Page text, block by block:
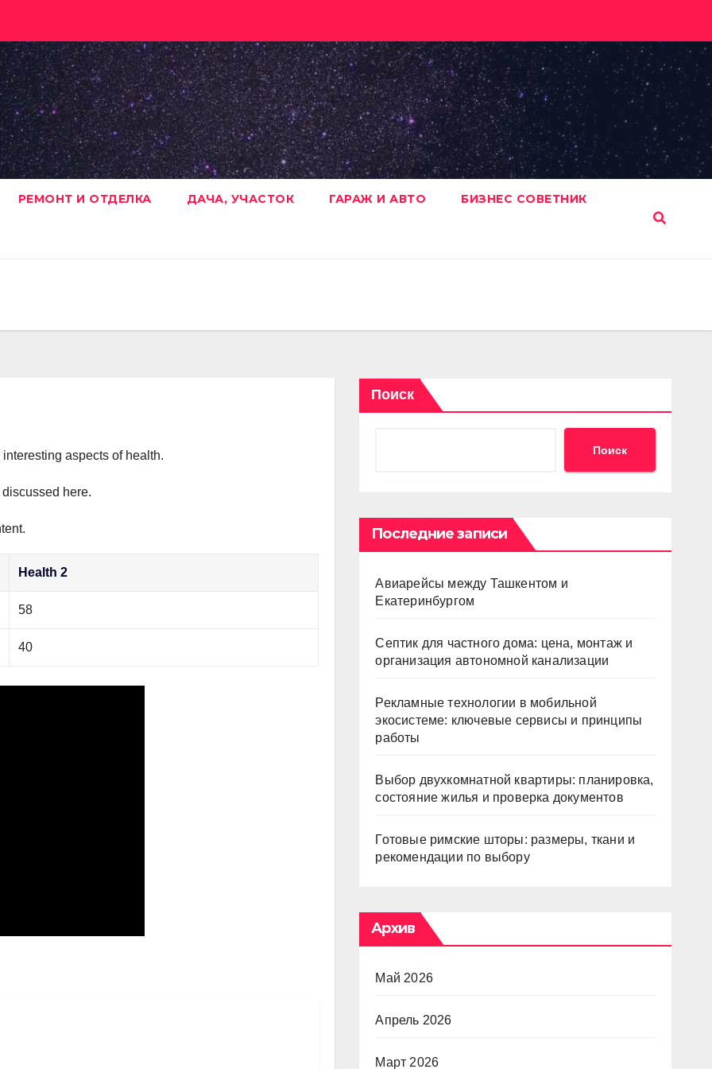
РЕМОНТ И ОТДЕЛКА ДАЧА, УЧАСТОК ГАРАЖ И АВТО БИЗНЕС СОВЕТНИК
aspects of health.
here.
Health 2
58
40
Поиск
Поиск
Последние записи
Авиарейсы между Ташкентом и
Екатеринбургом
Септик для частного дома: цена, монтаж и
организация автономной канализации
Рекламные технологии в мобильной
экосистеме: ключевые сервисы и принципы
работы
Выбор двухкомнатной квартиры: планировка,
состояние жилья и проверка документов
Готовые римские шторы: размеры, ткани и
рекомендации по выбору
Архив
Май 2026
Апрель 2026
Март 2026